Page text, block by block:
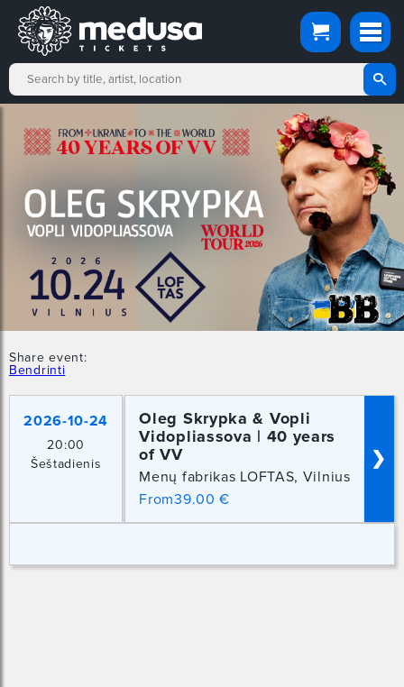
Share event:
Bendrinti
2026-10-24
20:00
Šeštadienis
Oleg Skrypka & Vopli
Vidopliassova | 40 years
of VV
Menų fabrikas LOFTAS, Vilnius
From39.00 €
❯